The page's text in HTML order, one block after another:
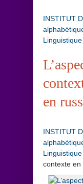
INSTITUT
Linguistique
en
INSTITUT
Linguistique
contexte